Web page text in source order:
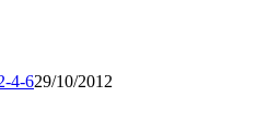
4-629/10/2012